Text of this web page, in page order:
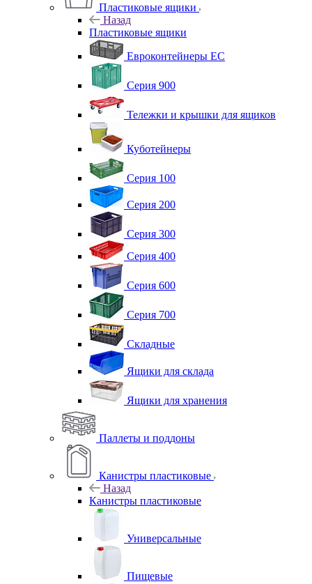
Пластиковые ящики
Назад
Пластиковые ящики
Евроконтейнеры ЕС
Серия 900
Тележки и крышки для ящиков
Куботейнеры
Серия 100
Серия 200
Серия 300
Серия 400
Серия 600
Серия 700
Складные
Ящики для склада
Ящики для хранения
Паллеты и поддоны
Канистры пластиковые
Назад
Канистры пластиковые
Универсальные
Пищевые